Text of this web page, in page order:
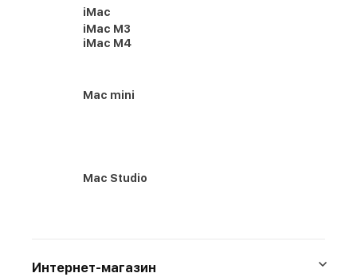
iMac
iMac M3
iMac M4
Mac mini
Mac Studio
Интернет-магазин